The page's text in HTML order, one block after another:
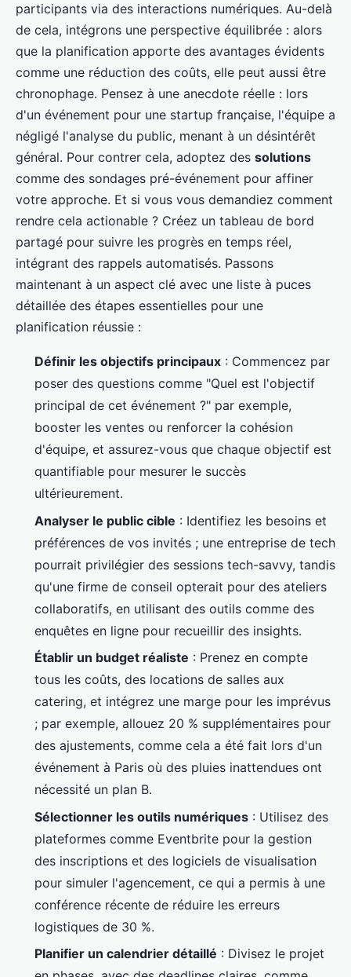
participants via des interactions numériques. Au-delà
de cela, intégrons une perspective équilibrée : alors
que la planification apporte des avantages évidents
comme une réduction des coûts, elle peut aussi être
chronophage. Pensez à une anecdote réelle : lors
d'un événement pour une startup française, l'équipe a
négligé l'analyse du public, menant à un désintérêt
général. Pour contrer cela, adoptez des solutions
comme des sondages pré-événement pour affiner
votre approche. Et si vous vous demandiez comment
rendre cela actionable ? Créez un tableau de bord
partagé pour suivre les progrès en temps réel,
intégrant des rappels automatisés. Passons
maintenant à un aspect clé avec une liste à puces
détaillée des étapes essentielles pour une
planification réussie :
Définir les objectifs principaux : Commencez par
poser des questions comme "Quel est l'objectif
principal de cet événement ?" par exemple,
booster les ventes ou renforcer la cohésion
d'équipe, et assurez-vous que chaque objectif est
quantifiable pour mesurer le succès
ultérieurement.
Analyser le public cible : Identifiez les besoins et
préférences de vos invités ; une entreprise de tech
pourrait privilégier des sessions tech-savvy, tandis
qu'une firme de conseil opterait pour des ateliers
collaboratifs, en utilisant des outils comme des
enquêtes en ligne pour recueillir des insights.
Établir un budget réaliste : Prenez en compte
tous les coûts, des locations de salles aux
catering, et intégrez une marge pour les imprévus
; par exemple, allouez 20 % supplémentaires pour
des ajustements, comme cela a été fait lors d'un
événement à Paris où des pluies inattendues ont
nécessité un plan B.
Sélectionner les outils numériques : Utilisez des
plateformes comme Eventbrite pour la gestion
des inscriptions et des logiciels de visualisation
pour simuler l'agencement, ce qui a permis à une
conférence récente de réduire les erreurs
logistiques de 30 %.
Planifier un calendrier détaillé : Divisez le projet